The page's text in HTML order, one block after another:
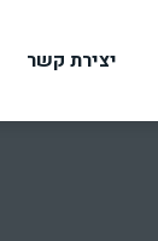
יצירת קשר